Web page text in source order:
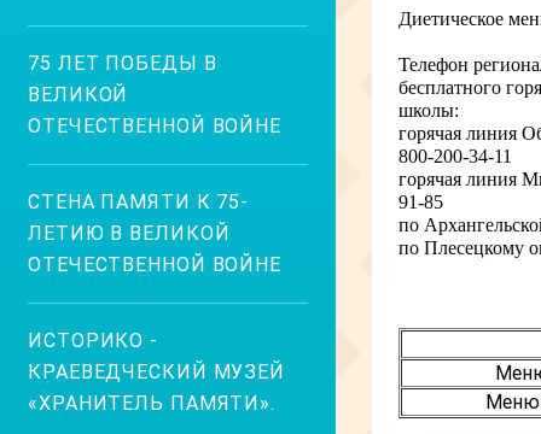
75 ЛЕТ ПОБЕДЫ В
ВЕЛИКОЙ
ОТЕЧЕСТВЕННОЙ ВОЙНЕ
СТЕНА ПАМЯТИ К 75-
ЛЕТИЮ В ВЕЛИКОЙ
ОТЕЧЕСТВЕННОЙ ВОЙНЕ
ИСТОРИКО -
КРАЕВЕДЧЕСКИЙ МУЗЕЙ
«ХРАНИТЕЛЬ ПАМЯТИ».
Диетическое
Телефон
бесплатного
школы:
горячая линия
800-200-34-11
горячая линия
91-85
по
по Плесецкому
Меню